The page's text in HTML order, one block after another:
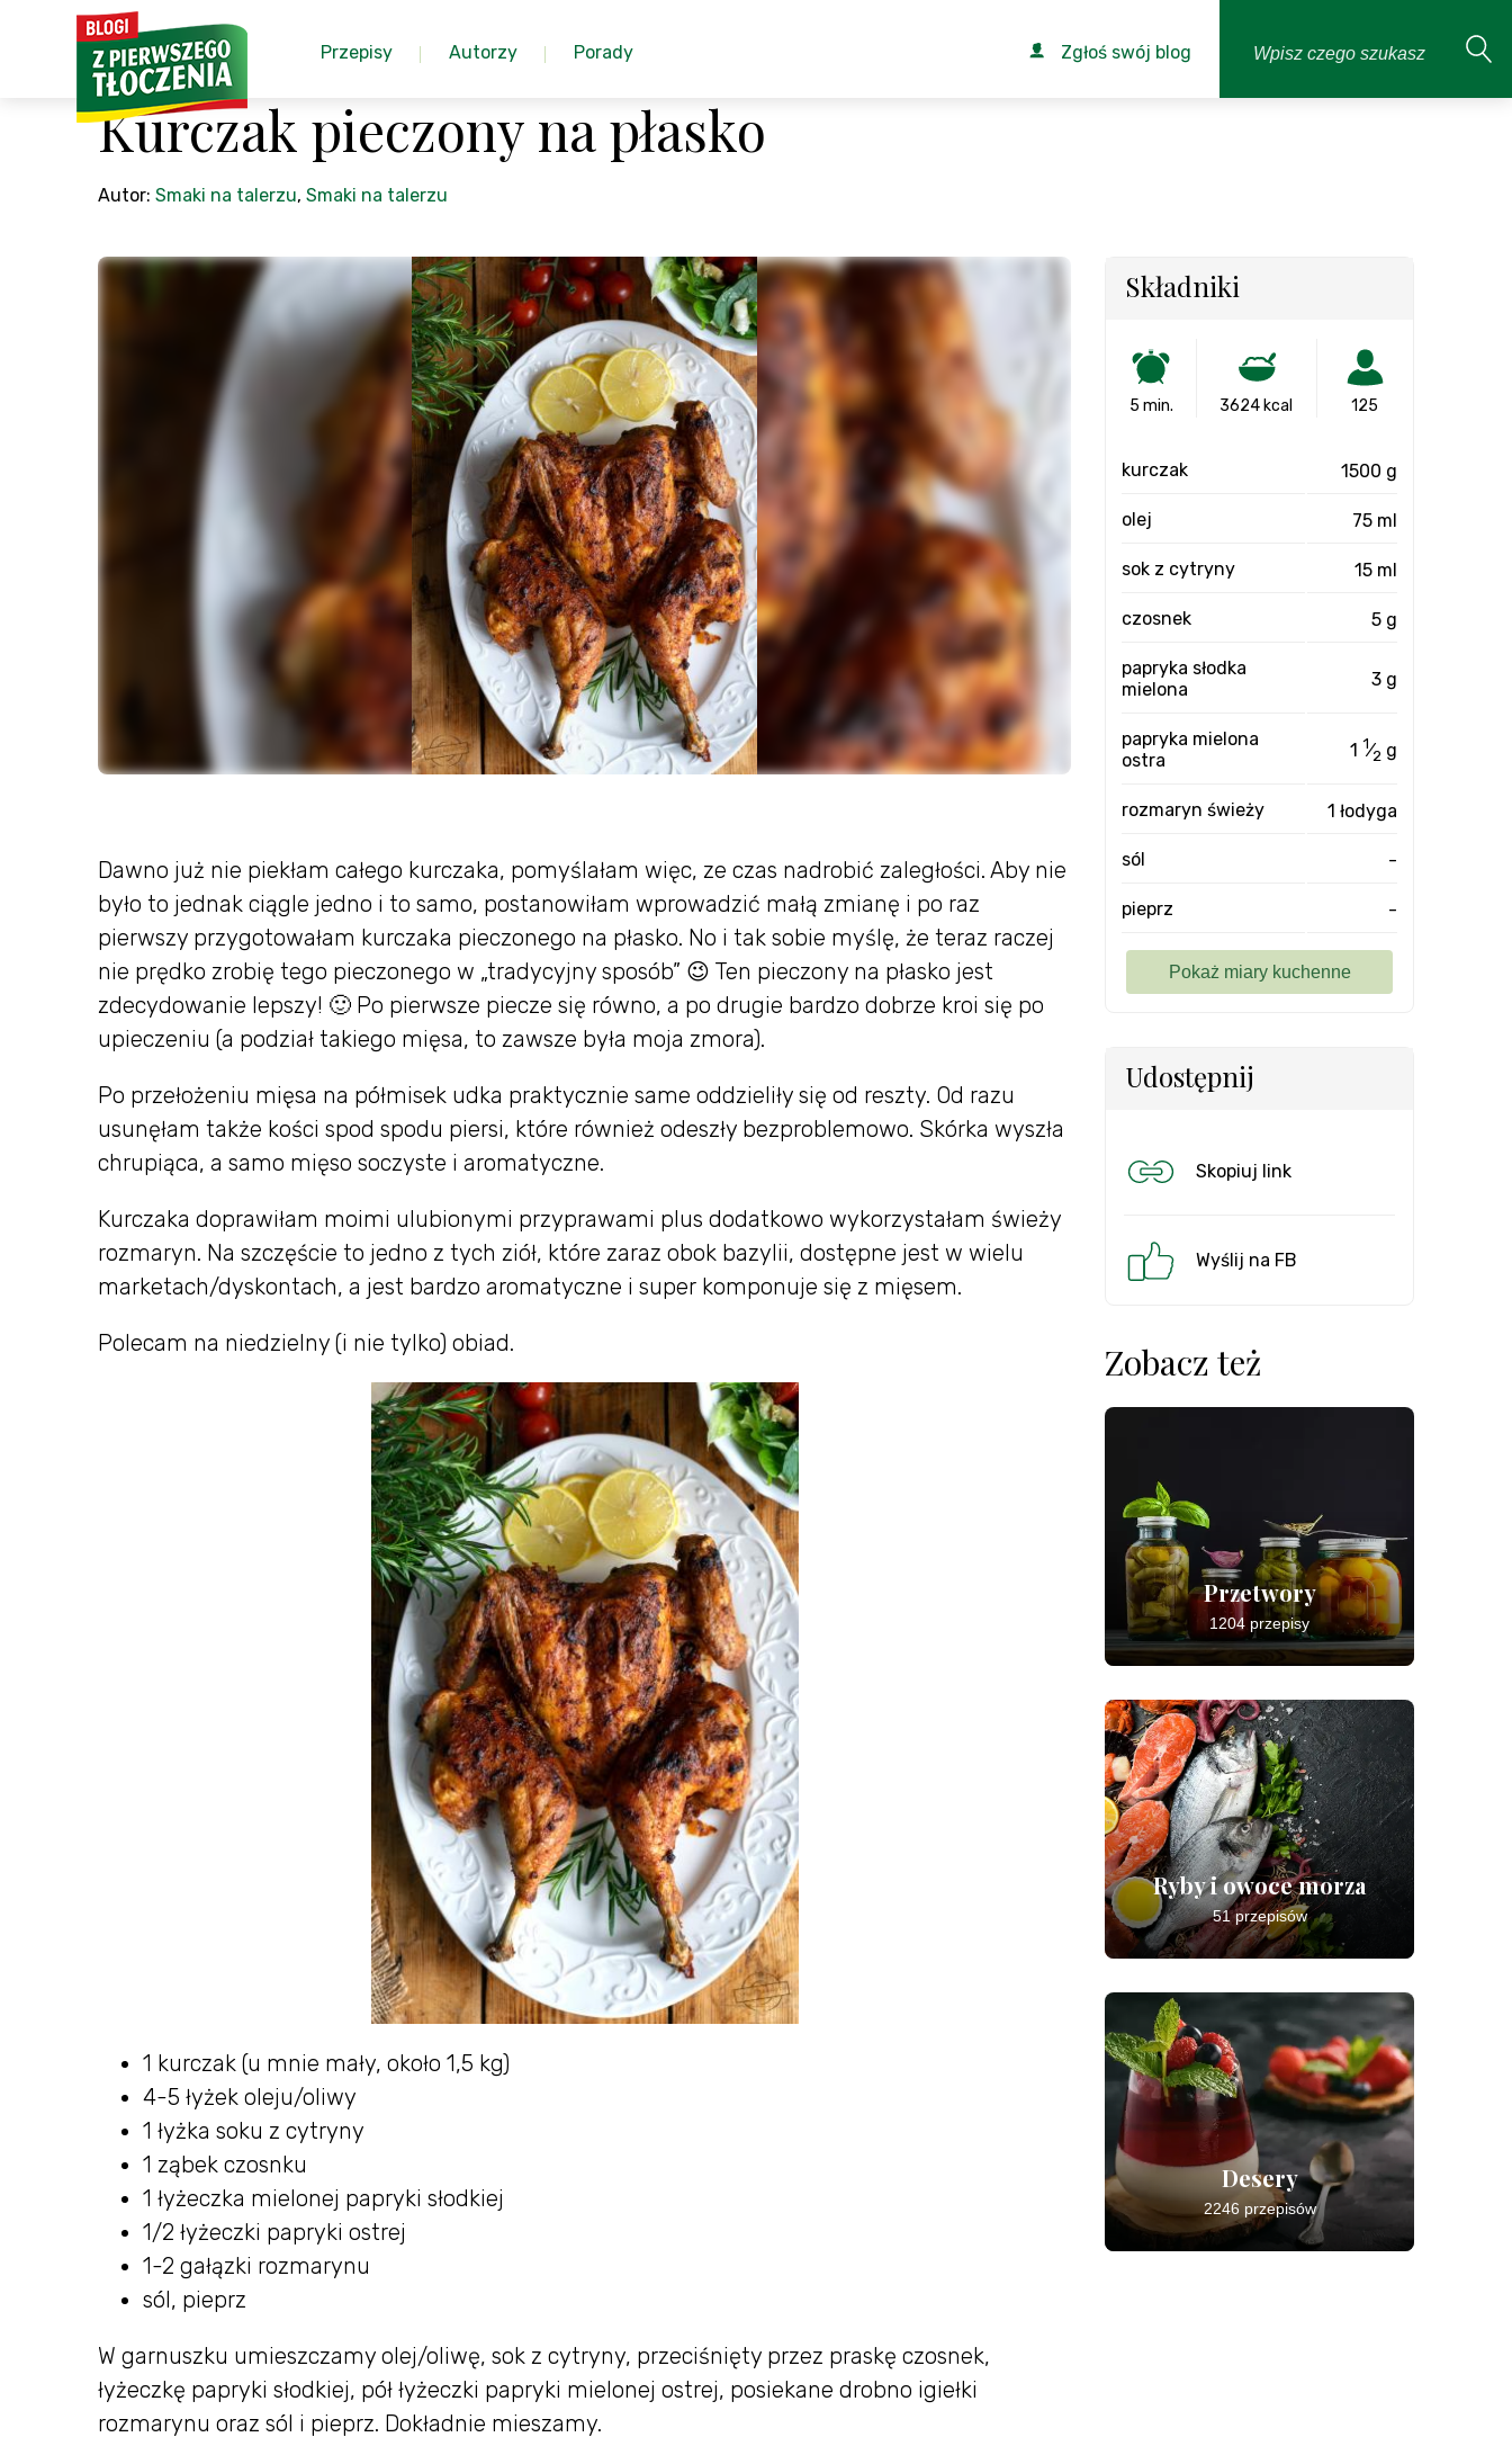
Przepisy Autorzy Porady Zgłoś swój blog
Kurczak pieczony na płasko
Autor: Smaki na talerzu, Smaki na talerzu
Dawno już nie piekłam całego kurczaka, pomyślałam więc, ze czas nadrobić zaległości. Aby nie
było to jednak ciągle jedno i to samo, postanowiłam wprowadzić małą zmianę i po raz
pierwszy przygotowałam kurczaka pieczonego na płasko. No i tak sobie myślę, że teraz raczej
nie prędko zrobię tego pieczonego w „tradycyjny sposób” 😉 Ten pieczony na płasko jest
zdecydowanie lepszy! 🙂 Po pierwsze piecze się równo, a po drugie bardzo dobrze kroi się po
upieczeniu (a podział takiego mięsa, to zawsze była moja zmora).
Po przełożeniu mięsa na półmisek udka praktycznie same oddzieliły się od reszty. Od razu
usunęłam także kości spod spodu piersi, które również odeszły bezproblemowo. Skórka wyszła
chrupiąca, a samo mięso soczyste i aromatyczne.
Kurczaka doprawiłam moimi ulubionymi przyprawami plus dodatkowo wykorzystałam świeży
rozmaryn. Na szczęście to jedno z tych ziół, które zaraz obok bazylii, dostępne jest w wielu
marketach/dyskontach, a jest bardzo aromatyczne i super komponuje się z mięsem.
Polecam na niedzielny (i nie tylko) obiad.
1 kurczak (u mnie mały, około 1,5 kg)
4-5 łyżek oleju/oliwy
1 łyżka soku z cytryny
1 ząbek czosnku
1 łyżeczka mielonej papryki słodkiej
1/2 łyżeczki papryki ostrej
1-2 gałązki rozmarynu
sól, pieprz
W garnuszku umieszczamy olej/oliwę, sok z cytryny, przeciśnięty przez praskę czosnek,
łyżeczkę papryki słodkiej, pół łyżeczki papryki mielonej ostrej, posiekane drobno igiełki
rozmarynu oraz sól i pieprz. Dokładnie mieszamy.
Składniki
5 min. 3624 kcal 125
kurczak 1500 g
olej 75 ml
sok z cytryny 15 ml
czosnek 5 g
papryka słodka
mielona
3 g
papryka mielona
ostra
1 1⁄2 g
rozmaryn świeży 1 łodyga
sól -
pieprz -
Udostępnij
Skopiuj link
Wyślij na FB
Zobacz też
Przetwory
1204 przepisy
Ryby i owoce morza
51 przepisów
Desery
2246 przepisów